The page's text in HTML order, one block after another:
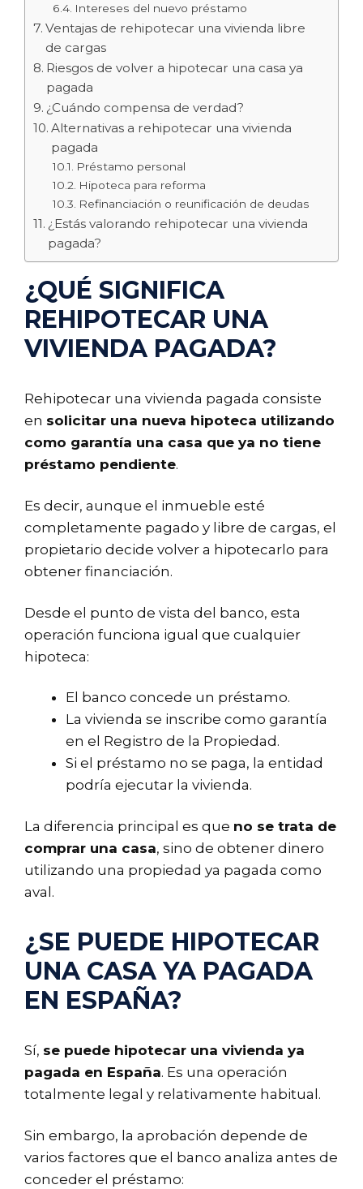
Intereses del nuevo préstamo
Ventajas de rehipotecar una vivienda libre
de cargas
Riesgos de volver a hipotecar una casa ya
pagada
¿Cuándo compensa de verdad?
Alternativas a rehipotecar una vivienda
pagada
Préstamo personal
Hipoteca para reforma
Refinanciación o reunificación de deudas
¿Estás valorando rehipotecar una vivienda
pagada?
¿QUÉ SIGNIFICA
REHIPOTECAR UNA
VIVIENDA PAGADA?
Rehipotecar una vivienda pagada consiste
en solicitar una nueva hipoteca utilizando
como garantía una casa que ya no tiene
préstamo pendiente.
Es decir, aunque el inmueble esté
completamente pagado y libre de cargas, el
propietario decide volver a hipotecarlo para
obtener financiación.
Desde el punto de vista del banco, esta
operación funciona igual que cualquier
hipoteca:
El banco concede un préstamo.
La vivienda se inscribe como garantía
en el Registro de la Propiedad.
Si el préstamo no se paga, la entidad
podría ejecutar la vivienda.
La diferencia principal es que no se trata de
comprar una casa, sino de obtener dinero
utilizando una propiedad ya pagada como
aval.
¿SE PUEDE HIPOTECAR
UNA CASA YA PAGADA
EN ESPAÑA?
Sí, se puede hipotecar una vivienda ya
pagada en España. Es una operación
totalmente legal y relativamente habitual.
Sin embargo, la aprobación depende de
varios factores que el banco analiza antes de
conceder el préstamo: